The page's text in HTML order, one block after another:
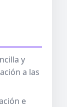
y
a las
e